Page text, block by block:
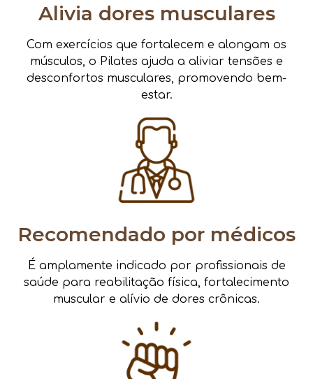
Alivia dores musculares
Com exercícios que fortalecem e alongam os
músculos, o Pilates ajuda a aliviar tensões e
desconfortos musculares, promovendo bem-
estar.
Recomendado por médicos
É amplamente indicado por profissionais de
saúde para reabilitação física, fortalecimento
muscular e alívio de dores crônicas.